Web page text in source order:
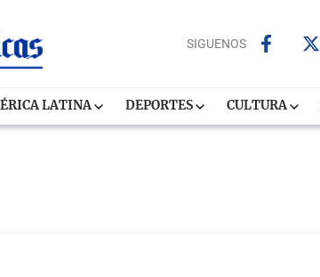
SIGUENOS
LATINA DEPORTES CULTURA